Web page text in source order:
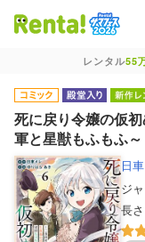
レンタル55
死に戻り令嬢の仮
軍と星獣もふもふ～
日
ジ
長さ